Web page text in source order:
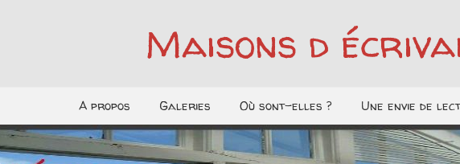
Maisons d
A propos Galeries Où sont-elles ? Une envie de